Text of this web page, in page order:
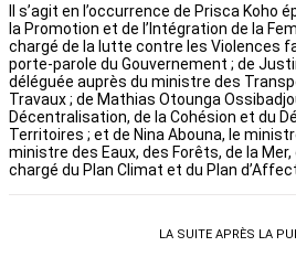
Il s’agit en l’occurrence de Prisca Koho
la Promotion et de l’Intégration de la
chargé de la lutte contre les Violences
porte-parole du Gouvernement ; de
déléguée auprès du ministre des
Travaux ; de Mathias Otounga
Décentralisation, de la Cohésion et du
Territoires ; et de Nina Abouna, le
ministre des Eaux, des Forêts, de la Mer,
chargé du Plan Climat et du Plan
LA SUITE APRÈS LA